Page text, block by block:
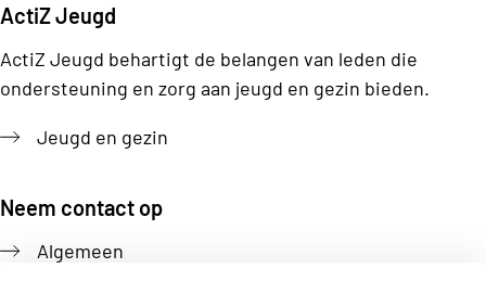
ActiZ Jeugd
ActiZ Jeugd behartigt de belangen van leden die
ondersteuning en zorg aan jeugd en gezin bieden.
Jeugd en gezin
Neem contact op
Algemeen